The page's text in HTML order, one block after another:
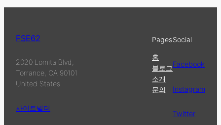
FSE62
2020 Lomita Blvd,
Torrance, CA 90101
United States
사이트빌더
Pages
홈
블로그
소개
문의
Social
Facebook
Instagram
Twitter